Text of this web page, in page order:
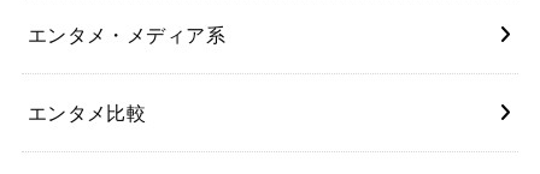
エンタメ・メディア系
エンタメ比較